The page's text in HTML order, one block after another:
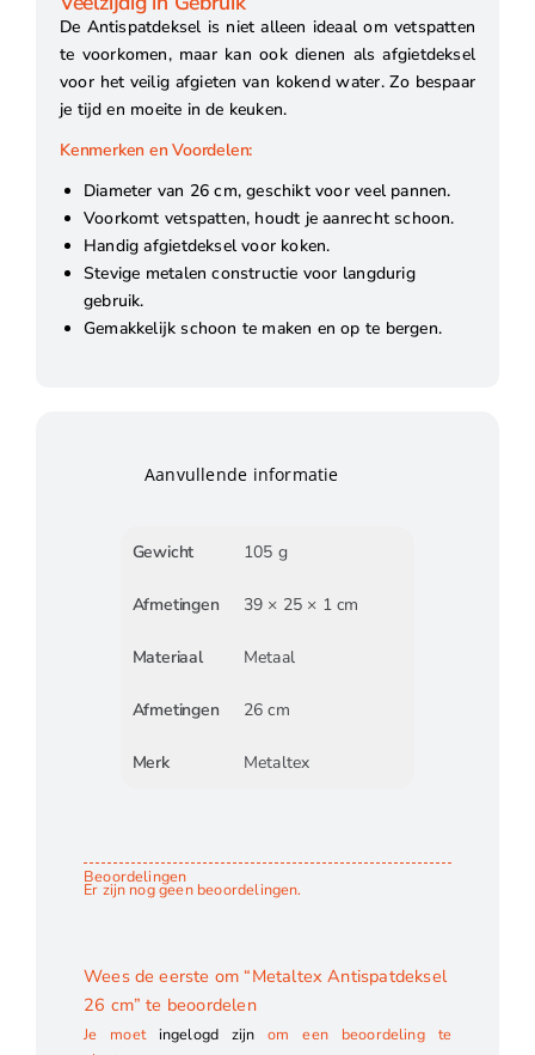
De Antispatdeksel is niet alleen ideaal om vetspatten
te voorkomen, maar kan ook dienen als afgietdeksel
voor het veilig afgieten van kokend water. Zo bespaar
je tijd en moeite in de keuken.
Kenmerken en Voordelen:
Diameter van 26 cm, geschikt voor veel pannen.
Voorkomt vetspatten, houdt je aanrecht schoon.
Handig afgietdeksel voor koken.
Stevige metalen constructie voor langdurig
gebruik.
Gemakkelijk schoon te maken en op te bergen.
Aanvullende informatie
Gewicht 105 g
Afmetingen 39 × 25 × 1 cm
Materiaal Metaal
Afmetingen 26 cm
Merk Metaltex
Beoordelingen
Er zijn nog geen beoordelingen.
Wees de eerste om “Metaltex Antispatdeksel
26 cm” te beoordelen
Je moet ingelogd zijn om een beoordeling te